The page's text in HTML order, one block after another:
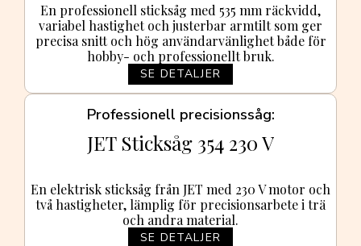
En professionell sticksåg med 535 mm räckvidd,
variabel hastighet och justerbar armtilt som ger
precisa snitt och hög användarvänlighet både för
hobby- och professionellt bruk.
SE DETALJER
Professionell precisionssåg
JET Sticksåg 354 230 V
En elektrisk sticksåg från JET med 230 V motor och
två hastigheter, lämplig för precisionsarbete i trä
och andra material.
SE DETALJER